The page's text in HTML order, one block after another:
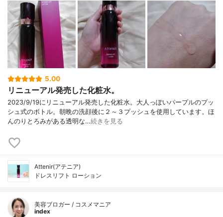
5.00
リニューアル発売した化粧水。
2023/9/19にリニューアル発売した化粧水。大人っぽいパープルのプッ
シュ式のボトル。朝晩の洗顔後に２～３プッシュを使用しています。ほ
んのりとろみがある透明な…続きを見る
Attenir(アテニア)
ドレスリフト ローション
美容ブロガー / コスメマニア
index